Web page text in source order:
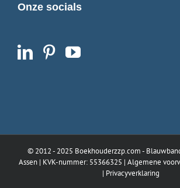
Onze socials
© 2012 - 2025 Boekhouderzzp.com-
Assen | KVK-nummer: 55366325 | Algemene
| Privacyverklaring